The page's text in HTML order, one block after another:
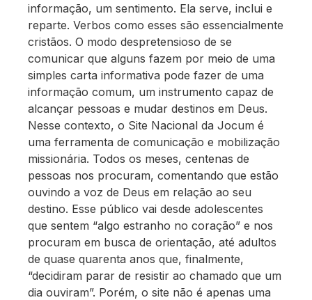
informação, um sentimento. Ela serve, inclui e
reparte. Verbos como esses são essencialmente
cristãos. O modo despretensioso de se
comunicar que alguns fazem por meio de uma
simples carta informativa pode fazer de uma
informação comum, um instrumento capaz de
alcançar pessoas e mudar destinos em Deus.
Nesse contexto, o Site Nacional da Jocum é
uma ferramenta de comunicação e mobilização
missionária. Todos os meses, centenas de
pessoas nos procuram, comentando que estão
ouvindo a voz de Deus em relação ao seu
destino. Esse público vai desde adolescentes
que sentem “algo estranho no coração” e nos
procuram em busca de orientação, até adultos
de quase quarenta anos que, finalmente,
“decidiram parar de resistir ao chamado que um
dia ouviram”. Porém, o site não é apenas uma